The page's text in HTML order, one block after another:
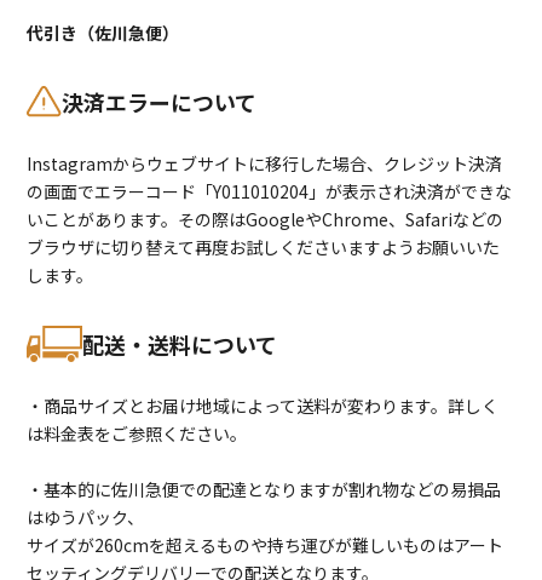
代引き（佐川急便）
決済エラーについて
Instagramからウェブサイトに移行した場合、クレジット決済
の画面でエラーコード「Y011010204」が表示され決済ができな
いことがあります。その際はGoogleやChrome、Safariなどの
ブラウザに切り替えて再度お試しくださいますようお願いいた
します。
配送・送料について
・商品サイズとお届け地域によって送料が変わります。詳しく
は料金表をご参照ください。
・基本的に佐川急便での配達となりますが割れ物などの易損品
はゆうパック、
サイズが260cmを超えるものや持ち運びが難しいものはアート
セッティングデリバリーでの配送となります。